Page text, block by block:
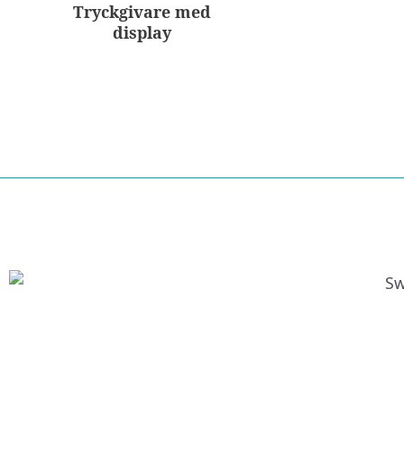
Tryckgivare med
display